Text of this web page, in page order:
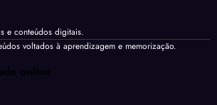
e conteúdos digitais.
voltados à aprendizagem e memorização.
online